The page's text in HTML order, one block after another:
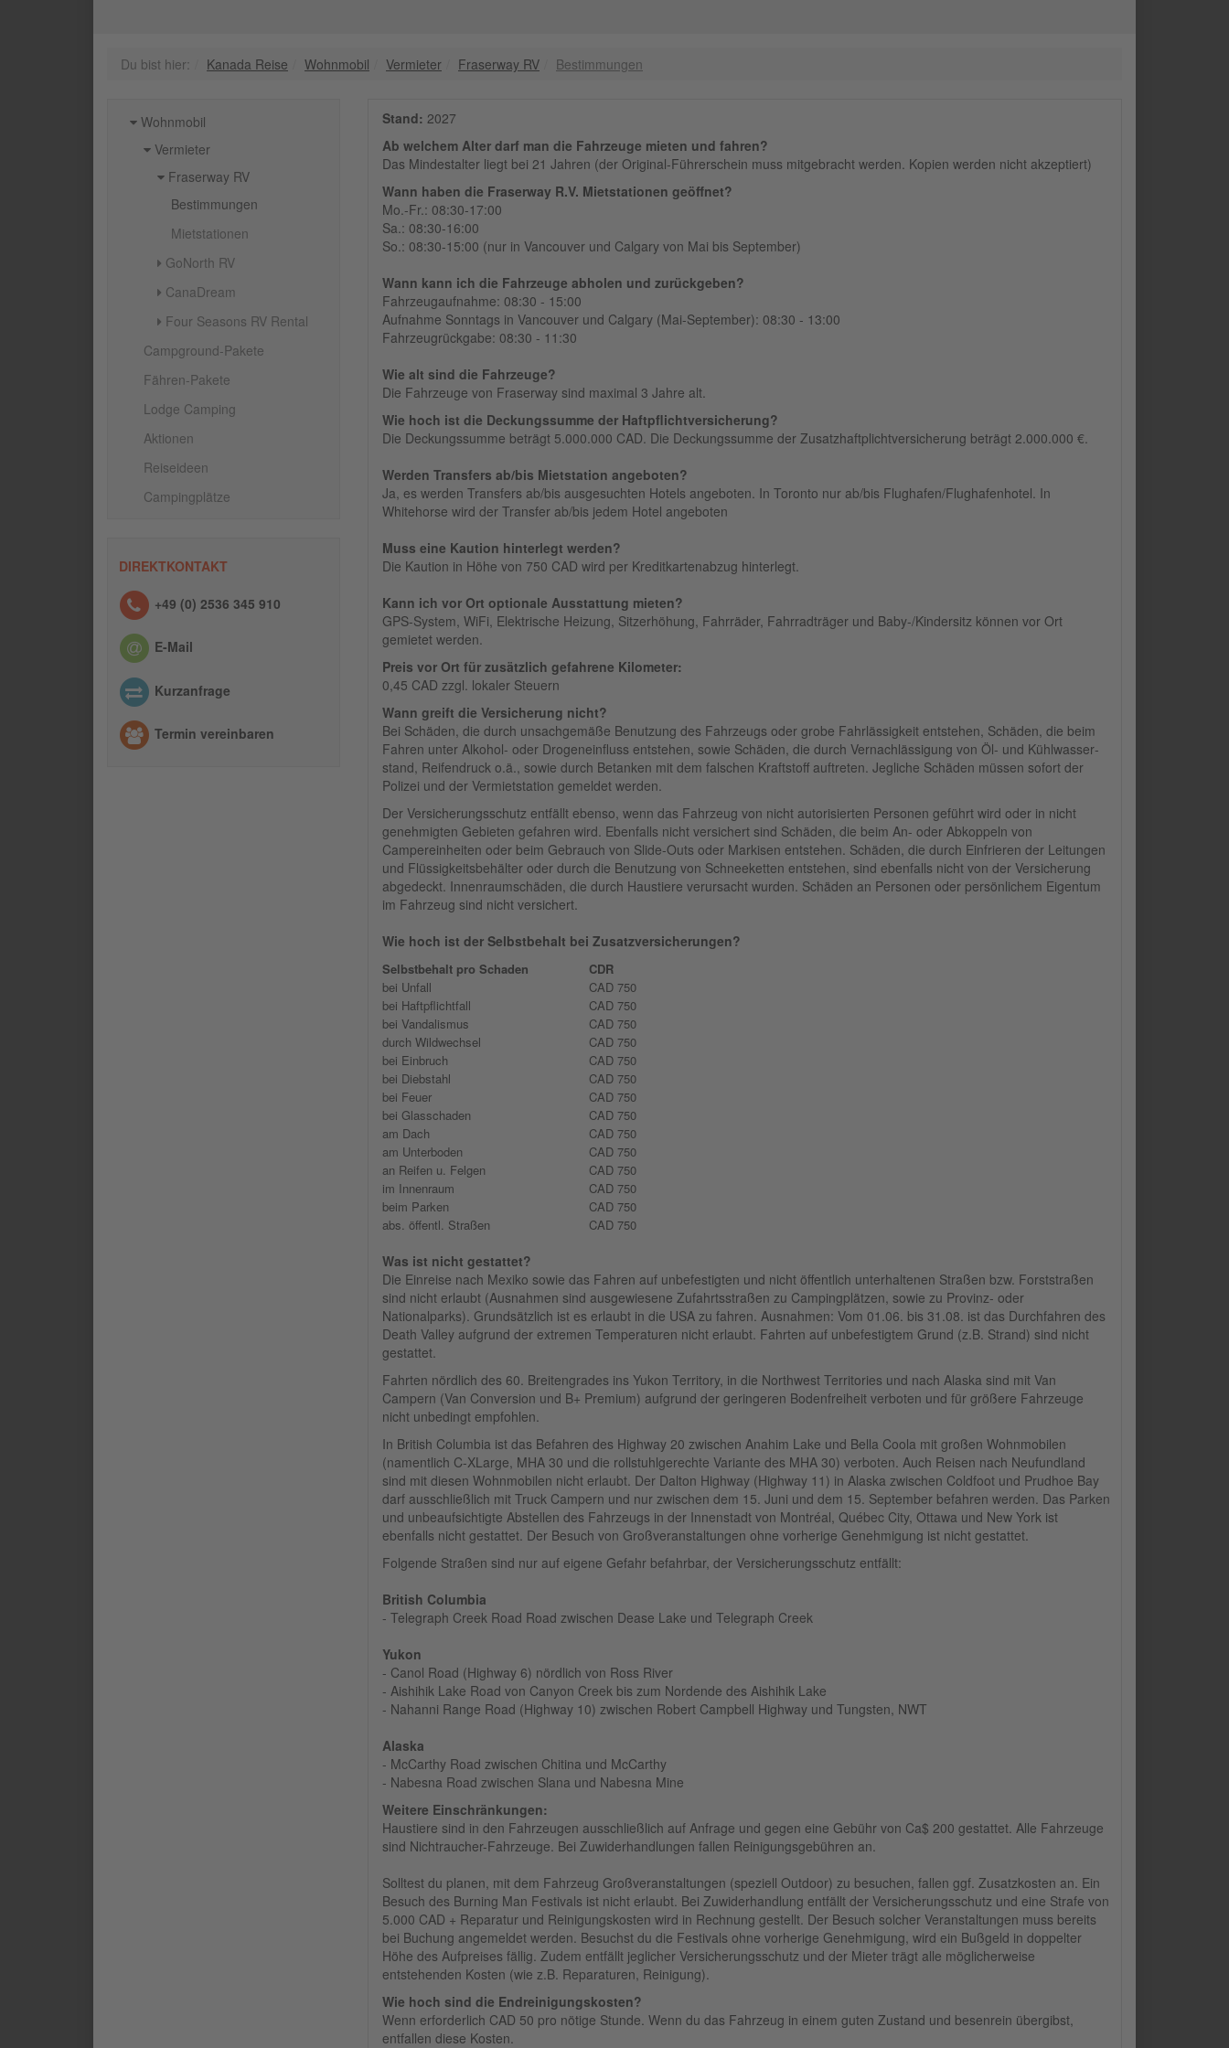
Du bist hier: Kanada Reise Wohnmobil Vermieter Fraserway RV Bestimmungen
Wohnmobil
Vermieter
Fraserway RV
Bestimmungen
Mietstationen
GoNorth RV
CanaDream
Four Seasons RV Rental
Campground-Pakete
Fähren-Pakete
Lodge Camping
Aktionen
Reiseideen
Campingplätze
DIREKTKONTAKT
+49 (0) 2536 345 910
E-Mail
Kurzanfrage
Termin vereinbaren
Stand: 2027
Ab welchem Alter darf man die Fahrzeuge mieten und fahren?
Das Mindestalter liegt bei 21 Jahren (der Original-Führerschein muss mitgebracht werden. Kopien werden nicht akzeptiert)
Wann haben die Fraserway R.V. Mietstationen geöffnet?
Mo.-Fr.: 08:30-17:00
Sa.: 08:30-16:00
So.: 08:30-15:00 (nur in Vancouver und Calgary von Mai bis September)
Wann kann ich die Fahrzeuge abholen und zurückgeben?
Fahrzeugaufnahme: 08:30 - 15:00
Aufnahme Sonntags in Vancouver und Calgary (Mai-September): 08:30 - 13:00
Fahrzeugrückgabe: 08:30 - 11:30
Wie alt sind die Fahrzeuge?
Die Fahrzeuge von Fraserway sind maximal 3 Jahre alt.
Wie hoch ist die Deckungssumme der Haftpflichtversicherung?
Die Deckungssumme beträgt 5.000.000 CAD. Die Deckungssumme der Zusatzhaftplichtversicherung beträgt 2.000.000 €.
Werden Transfers ab/bis Mietstation angeboten?
Ja, es werden Transfers ab/bis ausgesuchten Hotels angeboten. In Toronto nur ab/bis Flughafen/Flughafenhotel. In
Whitehorse wird der Transfer ab/bis jedem Hotel angeboten
Muss eine Kaution hinterlegt werden?
Die Kaution in Höhe von 750 CAD wird per Kreditkartenabzug hinterlegt.
Kann ich vor Ort optionale Ausstattung mieten?
GPS-System, WiFi, Elektrische Heizung, Sitzerhöhung, Fahrräder, Fahrradträger und Baby-/Kindersitz können vor Ort
gemietet werden.
Preis vor Ort für zusätzlich gefahrene Kilometer:
0,45 CAD zzgl. lokaler Steuern
Wann greift die Versicherung nicht?
Bei Schäden, die durch unsachgemäße Be­nut­zung des Fahr­zeugs oder grobe Fahrlässigkeit entstehen, Schäden, die beim
Fahren unter Alkohol- oder Drogen­einfluss entstehen, sowie Schäden, die durch Vernachlässigung von Öl- und Kühl­wasser­
stand, Reifendruck o.ä., sowie durch Betanken mit dem falschen Kraftstoff auftreten. Jegliche Schäden müssen sofort der
Polizei und der Vermietstation gemeldet werden.
Der Versicherungsschutz entfällt ebenso, wenn das Fahrzeug von nicht autorisierten Personen geführt wird oder in nicht
genehmigten Gebieten gefahren wird. Ebenfalls nicht versichert sind Schäden, die beim An- oder Abkoppeln von
Campereinheiten oder beim Ge­brauch von Slide-Outs oder Markisen entstehen. Schäden, die durch Einfrieren der Leitungen
und Flüssigkeitsbehälter oder durch die Benutzung von Schneeketten entstehen, sind ebenfalls nicht von der Versicherung
abgedeckt. Innenraumschäden, die durch Haustiere verursacht wurden. Schäden an Personen oder persönlichem Eigentum
im Fahrzeug sind nicht versichert.
Wie hoch ist der Selbstbehalt bei Zusatzversicherungen?
Selbstbehalt pro Schaden
CDR
bei Unfall
CAD 750
bei Haftpflichtfall
CAD 750
bei Vandalismus
CAD 750
durch Wildwechsel
CAD 750
bei Einbruch
CAD 750
bei Diebstahl
CAD 750
bei Feuer
CAD 750
bei Glasschaden
CAD 750
am Dach
CAD 750
am Unterboden
CAD 750
an Reifen u. Felgen
CAD 750
im Innenraum
CAD 750
beim Parken
CAD 750
abs. öffentl. Straßen
CAD 750
Was ist nicht gestattet?
Die Einreise nach Mexiko sowie das Fahren auf unbefestigten und nicht öffentlich unterhaltenen Straßen bzw. Forststraßen
sind nicht erlaubt (Ausnahmen sind ausgewiesene Zufahrtsstraßen zu Campingplätzen, sowie zu Provinz- oder
Nationalparks). Grundsätzlich ist es erlaubt in die USA zu fahren. Ausnahmen: Vom 01.06. bis 31.08. ist das Durchfahren des
Death Valley aufgrund der extremen Temperaturen nicht erlaubt. Fahrten auf unbefestigtem Grund (z.B. Strand) sind nicht
gestattet.
Fahrten nördlich des 60. Breitengrades ins Yukon Territory, in die Northwest Territories und nach Alaska sind mit Van
Campern (Van Conversion und B+ Premium) aufgrund der geringeren Bodenfreiheit verboten und für größere Fahrzeuge
nicht unbedingt empfohlen.
In British Columbia ist das Befahren des Highway 20 zwischen Anahim Lake und Bella Coola mit großen Wohnmobilen
(namentlich C-XLarge, MHA 30 und die rollstuhlgerechte Variante des MHA 30) verboten. Auch Reisen nach Neufundland
sind mit diesen Wohnmobilen nicht erlaubt. Der Dalton Highway (Highway 11) in Alaska zwischen Coldfoot und Prudhoe Bay
darf ausschließlich mit Truck Campern und nur zwischen dem 15. Juni und dem 15. September befahren werden. Das Parken
und unbeaufsichtigte Abstellen des Fahrzeugs in der Innenstadt von Montréal, Québec City, Ottawa und New York ist
ebenfalls nicht gestattet. Der Besuch von Großveranstaltungen ohne vorherige Genehmigung ist nicht gestattet.
Folgende Straßen sind nur auf eigene Gefahr befahrbar, der Versicherungsschutz entfällt:
British Columbia
- Telegraph Creek Road Road zwischen Dease Lake und Telegraph Creek
Yukon
- Canol Road (Highway 6) nördlich von Ross River
- Aishihik Lake Road von Canyon Creek bis zum Nordende des Aishihik Lake
- Nahanni Range Road (Highway 10) zwischen Robert Campbell Highway und Tungsten, NWT
Alaska
- McCarthy Road zwischen Chitina und McCarthy
- Nabesna Road zwischen Slana und Nabesna Mine
Weitere Einschränkungen:
Haustiere sind in den Fahrzeugen ausschließlich auf Anfrage und gegen eine Gebühr von Ca$ 200 gestattet. Alle Fahrzeuge
sind Nichtraucher-Fahrzeuge. Bei Zu­wider­hand­lungen fallen Reinigungs­gebühren an.
Solltest du planen, mit dem Fahrzeug Großveran­staltungen (speziell Outdoor) zu besuchen, fallen ggf. Zusatzkosten an. Ein
Besuch des Burning Man Festivals ist nicht erlaubt. Bei Zuwiderhandlung entfällt der Versicherungsschutz und eine Strafe von
5.000 CAD + Reparatur und Reinigungskosten wird in Rechnung gestellt. Der Besuch solcher Ver­anstaltungen muss bereits
bei Buchung angemeldet werden. Besuchst du die Festivals ohne vorherige Genehmigung, wird ein Bußgeld in doppelter
Höhe des Aufpreises fällig. Zudem entfällt jeglicher Versicherungsschutz und der Mieter trägt alle möglicherweise
entstehenden Kosten (wie z.B. Reparaturen, Reinigung).
Wie hoch sind die Endreinigungskosten?
Wenn erforderlich CAD 50 pro nötige Stunde. Wenn du das Fahrzeug in einem guten Zustand und besenrein übergibst,
entfallen diese Kosten.